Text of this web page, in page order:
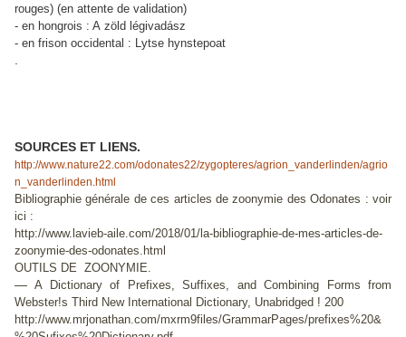
rouges) (en attente de validation)
- en hongrois : A zöld légivadász
- en frison occidental : Lytse hynstepoat
SOURCES ET LIENS.
http://www.nature22.com/odonates22/zygopteres/agrion_vanderlinden/agrio
n_vanderlinden.html
Bibliographie générale de ces articles de zoonymie des Odonates : voir
ici :
http://www.lavieb-aile.com/2018/01/la-bibliographie-de-mes-articles-de-
zoonymie-des-odonates.html
OUTILS DE ZOONYMIE.
—A Dictionary of Prefixes, Suffixes, and Combining Forms from
Webster!s Third New International Dictionary, Unabridged ! 200
http://www.mrjonathan.com/mxrm9files/GrammarPages/prefixes%20&